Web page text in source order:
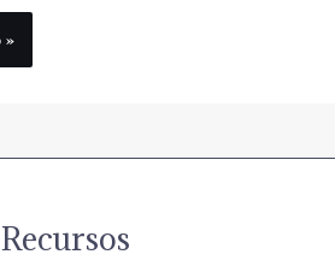
Recursos